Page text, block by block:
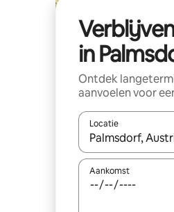
in
Ontdek
aanvoelen voor
Locatie
Wanneer er
Aankomst